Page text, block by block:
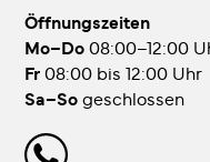
Öffnungszeiten
Mo–Do08:00–12:00
Fr08:00 bis 12:00 Uhr
Sa–Sogeschlossen